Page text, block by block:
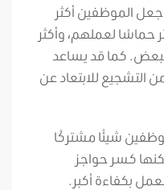
الموظفين أكثر
حماسًا لعملهم، وأكثر
كما قد يساعد
التشجيع للابتعاد عن
شيئًا مشتركًا
كسر حواجز
بكفاءة أكبر.